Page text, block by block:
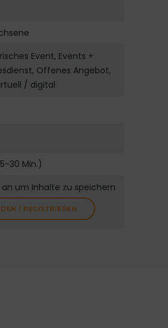
Event, Events +
Offenes Angebot,
/ digital
30 Min.)
um Inhalte zu speichern
/ REGISTRIEREN